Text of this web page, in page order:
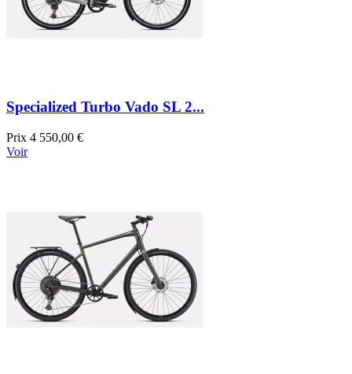
Specialized Turbo Vado SL 2...
Prix 4 550,00 €
Voir